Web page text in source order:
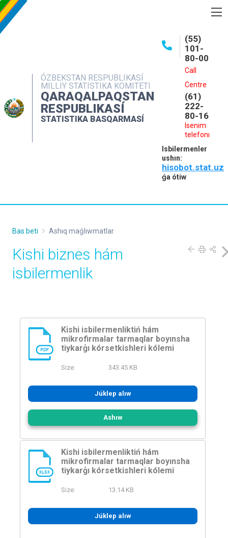
ÓZBEKSTAN RESPUBLIKASÍ
MILLIY STATISTIKA KOMITETI
QARAQALPAQSTAN
RESPUBLIKASÍ
STATISTIKA BASQARMASÍ
(55)
101-
80-00
Call
Centre
(61)
222-
80-16
Isenim
telefonı
Isbilermenler
ushın:
hisobot.stat.uz
ǵa ótiw
INTERAKTIV XIZMETLER
MÁLIMLEME XIZMETI
MÚRÁJAATLAR
Bas beti Ashıq maǵlıwmatlar
Kishi biznes hám
isbilermenlik
PDF
Kishi isbilermenliktiń hám
mikrofirmalar tarmaqlar boyınsha
tiykarģı kórsetkishleri kólemi
Size: 343.45 KB
Júklep alıw
Ashıw
XLSX
Kishi isbilermenliktiń hám
mikrofirmalar tarmaqlar boyınsha
tiykarģı kórsetkishleri kólemi
Size: 13.14 KB
Júklep alıw